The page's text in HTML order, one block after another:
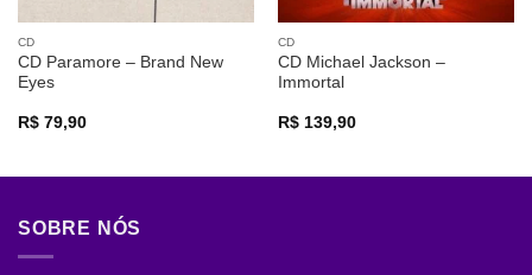
CD
CD Paramore – Brand New
Eyes
R$79,90
CD
CD Michael Jackson –
Immortal
R$139,90
SOBRE NÓS